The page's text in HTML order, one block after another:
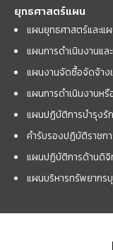
ยุทธศาสตร์แผน
แผนยุทธศาสตร์และแผ
แผนการดำเนินงานแล
แผนงานจัดซื้อจัดจ้าง
แผนการดำเนินงานห
แผนปฏิบัติการบำรุงรั
คำรับรองปฏิบัติราชก
แผนปฏิบัติการด้านดิจิ
แผนบริหารทรัพยากร